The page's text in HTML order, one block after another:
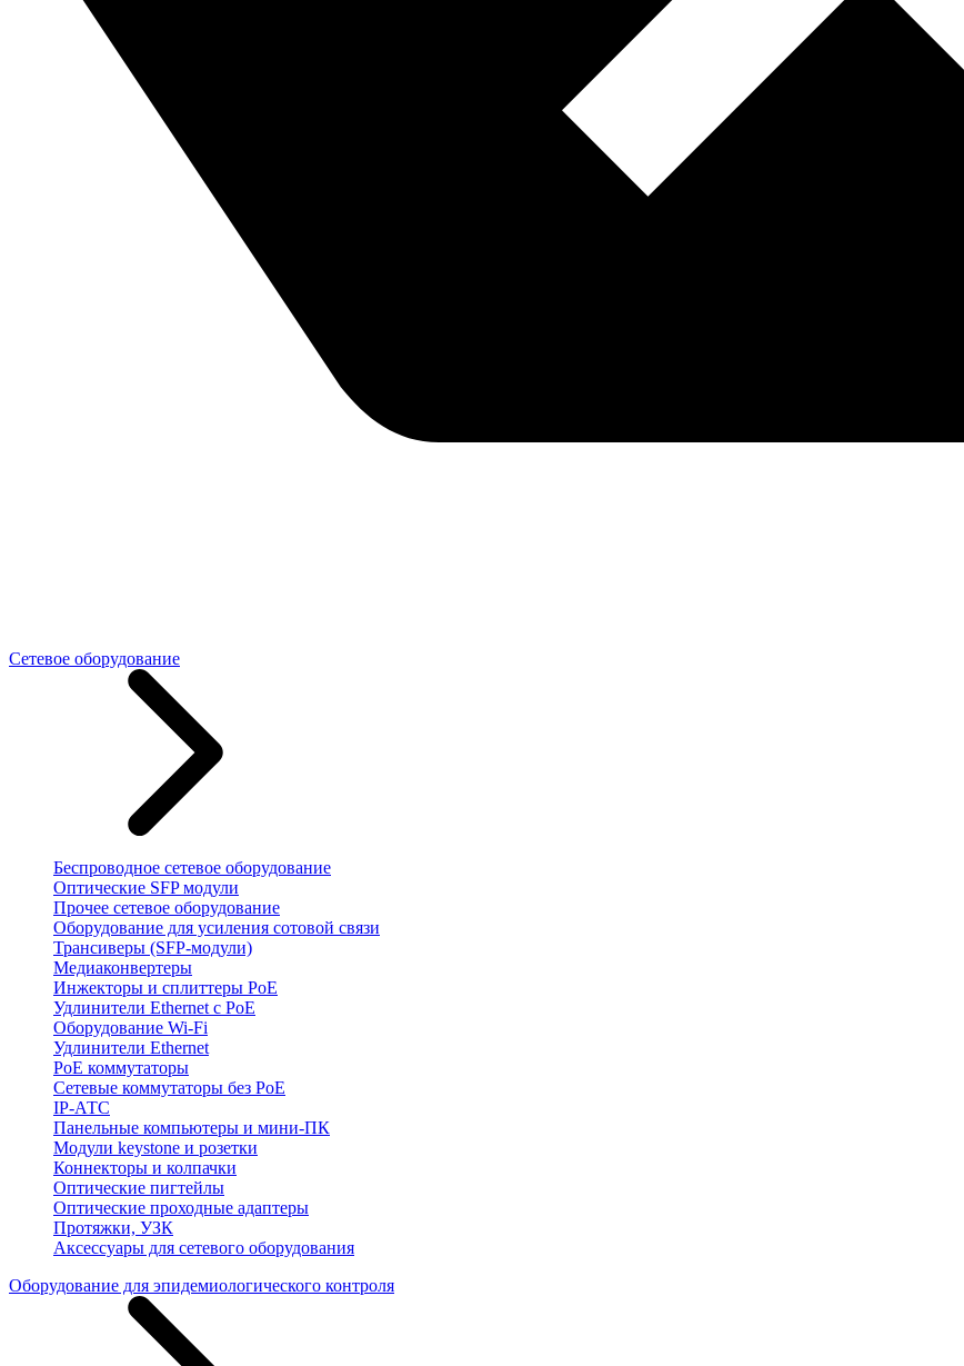
Сетевое оборудование
Беспроводное сетевое оборудование
Оптические SFP модули
Прочее сетевое оборудование
Оборудование для усиления сотовой связи
Трансиверы (SFP-модули)
Медиаконвертеры
Инжекторы и сплиттеры PoE
Удлинители Ethernet с PoE
Оборудование Wi-Fi
Удлинители Ethernet
PoE коммутаторы
Сетевые коммутаторы без PoE
IP-АТС
Панельные компьютеры и мини-ПК
Модули keystone и розетки
Коннекторы и колпачки
Оптические пигтейлы
Оптические проходные адаптеры
Протяжки, УЗК
Аксессуары для сетевого оборудования
Оборудование для эпидемиологического контроля